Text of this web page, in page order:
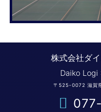
株式会社ダ
Daiko Logi
〒525-0072 滋賀